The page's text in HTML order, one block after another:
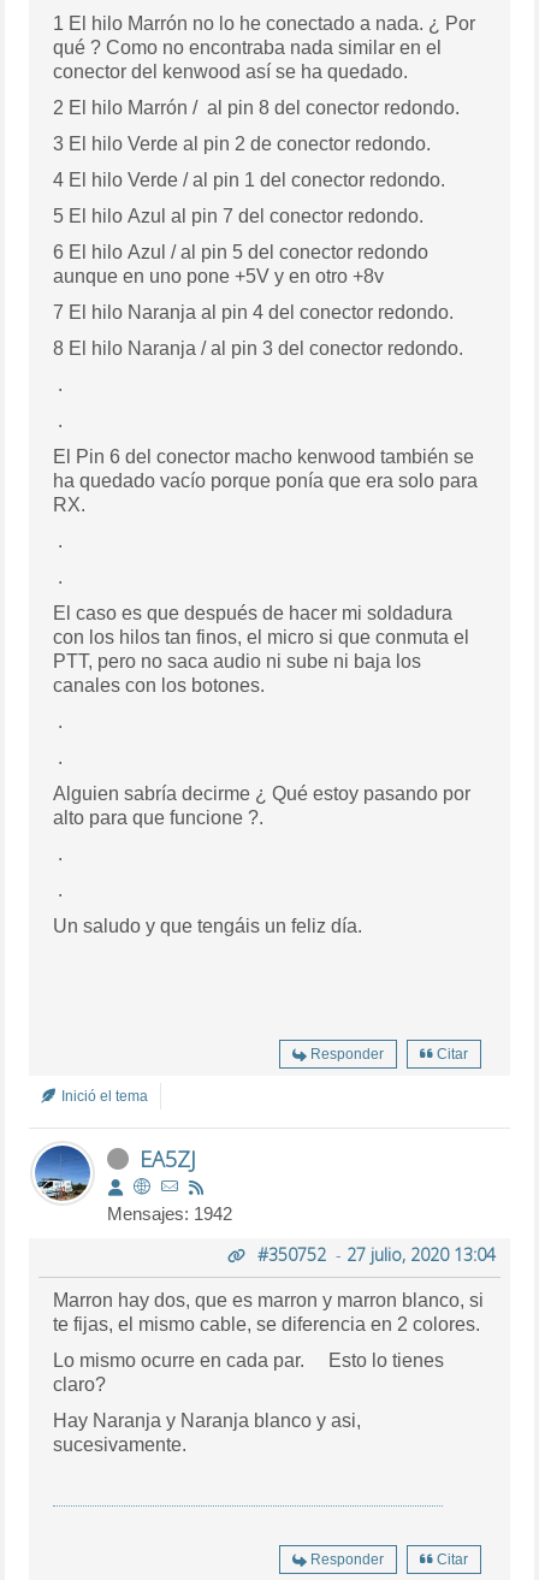
1 El hilo Marrón no lo he conectado a nada. ¿ Por
qué ? Como no encontraba nada similar en el
conector del kenwood así se ha quedado.
2 El hilo Marrón / al pin 8 del conector redondo.
3 El hilo Verde al pin 2 de conector redondo.
4 El hilo Verde / al pin 1 del conector redondo.
5 El hilo Azul al pin 7 del conector redondo.
6 El hilo Azul / al pin 5 del conector redondo
aunque en uno pone +5V y en otro +8v
7 El hilo Naranja al pin 4 del conector redondo.
8 El hilo Naranja / al pin 3 del conector redondo.
.
.
El Pin 6 del conector macho kenwood también se
ha quedado vacío porque ponía que era solo para
RX.
.
.
El caso es que después de hacer mi soldadura
con los hilos tan finos, el micro si que conmuta el
PTT, pero no saca audio ni sube ni baja los
canales con los botones.
.
.
Alguien sabría decirme ¿ Qué estoy pasando por
alto para que funcione ?.
.
.
Un saludo y que tengáis un feliz día.
Responder Citar
Inició el tema
EA5ZJ
Mensajes: 1942
#350752- 27 julio, 2020 13:04
Marron hay dos, que es marron y marron blanco, si
te fijas, el mismo cable, se diferencia en 2 colores.
Lo mismo ocurre en cada par. Esto lo tienes
claro?
Hay Naranja y Naranja blanco y asi,
sucesivamente.
Responder Citar